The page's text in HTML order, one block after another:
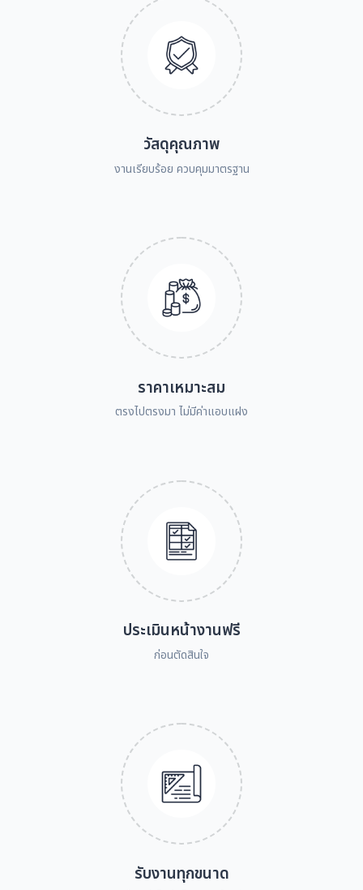
วัสดุคุณภาพ
งานเรียบร้อย ควบคุมมาตรฐาน
ราคาเหมาะสม
ตรงไปตรงมา ไม่มีค่าแอบแฝง
ประเมินหน้างานฟรี
ก่อนตัดสินใจ
รับงานทุกขนาด